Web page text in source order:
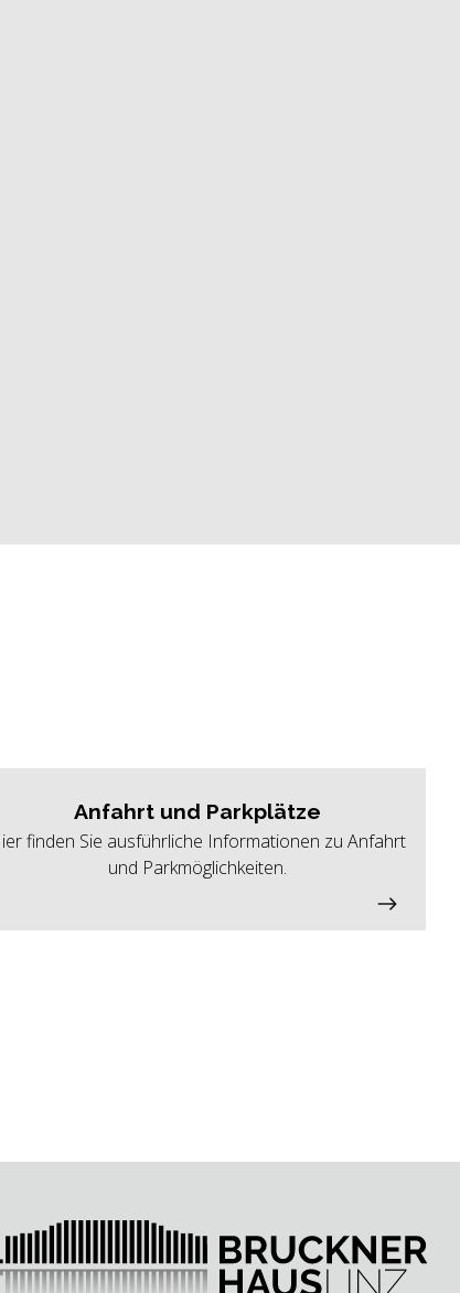
Anfahrt und Parkplätze
finden Sie ausführliche Informationen zu Anfahrt
und Parkmöglichkeiten.